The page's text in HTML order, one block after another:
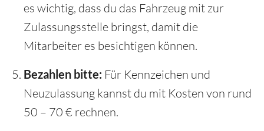
es wichtig, dass du das Fahrzeug mit zur
Zulassungsstelle bringst, damit die
Mitarbeiter es besichtigen können.
Bezahlen bitte: Für Kennzeichen und
Neuzulassung kannst du mit Kosten von rund
50 – 70 € rechnen.